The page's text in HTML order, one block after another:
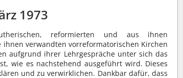
1973
reformierten und aus ihnen
verwandten vorreformatorischen Kirchen
aufgrund ihrer Lehrgespräche unter sich das
wie es nachstehend ausgeführt wird. Dieses
und zu verwirklichen. Dankbar dafür, dass